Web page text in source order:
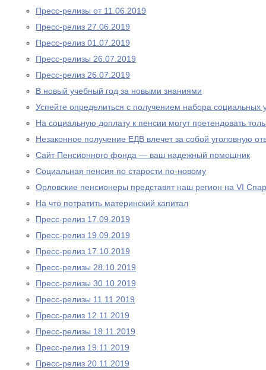
Пресс-релизы от 11.06.2019
Пресс-релиз 27.06.2019
Пресс-релиз 01.07.2019
Пресс-релизы 26.07.2019
Пресс-релиз 26.07.2019
В новый учебный год за новыми знаниями
Успейте определиться с получением набора социальных
На социальную доплату к пенсии могут претендовать
Незаконное получение ЕДВ влечет за собой уголовную
Сайт Пенсионного фонда — ваш надежный помощник
Социальная пенсия по старости по-новому
Орловские пенсионеры представят наш регион на VI
На что потратить материнский капитал
Пресс-релиз 17.09.2019
Пресс-релиз 19.09.2019
Пресс-релиз 17.10.2019
Пресс-релизы 28.10.2019
Пресс-релизы 30.10.2019
Пресс-релизы 11.11.2019
Пресс-релиз 12.11.2019
Пресс-релизы 18.11.2019
Пресс-релиз 19.11.2019
Пресс-релиз 20.11.2019